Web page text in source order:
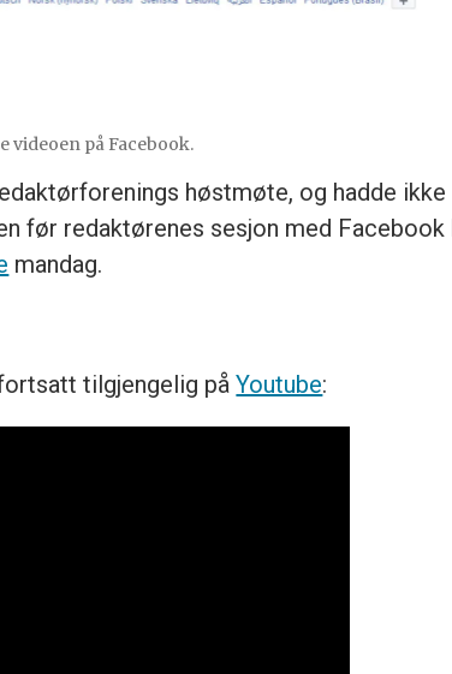
videoen på Facebook.
høstmøte, og hadde
før redaktørenes sesjon med
mandag.
tilgjengelig påYoutube: